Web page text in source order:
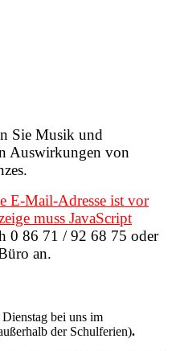
Sie Musik und
Auswirkungen von
E-Mail-Adresse ist vor
muss JavaScript
0 86 71 / 92 68 75 oder
an.
bei uns im
der Schulferien).